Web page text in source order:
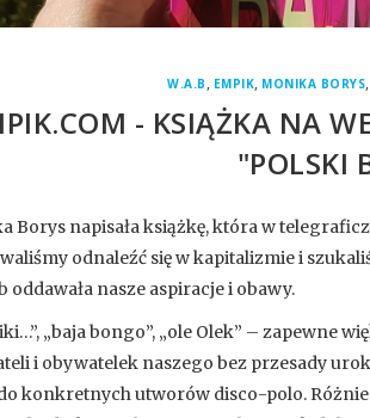
W.A.B , EMPIK, MONIKA BORYS,
- KSIĄŻKA NA
"POLSKI
Borys napisała książkę, która w
odnaleźć się w kapitalizmie i
oddawała nasze aspiracje i obawy.
„baja bongo”, „ole Olek” – zapewne
i obywatelek naszego bez przesady
konkretnych utworów disco-polo.